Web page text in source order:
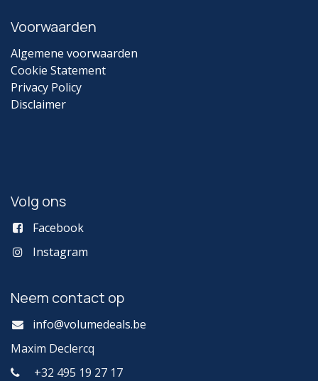
Voorwaarden
Algemene voorwaarden
Cookie Statement
Privacy Policy
Disclaimer
Volg ons
Facebook
Instagram
Neem contact op
info@volumedeals.be
Maxim Declercq
+32 495 19 27 17